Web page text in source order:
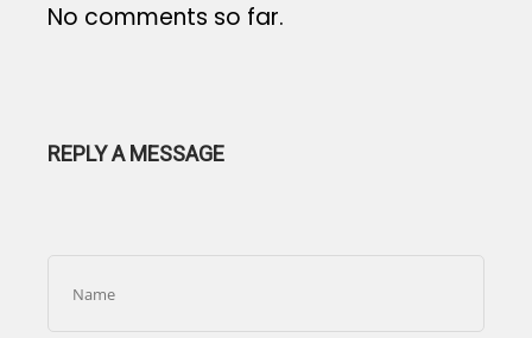
No comments so far.
REPLY A MESSAGE